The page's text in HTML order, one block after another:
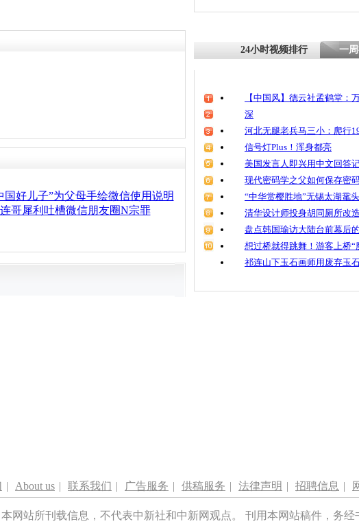
国好儿子”为父母手绘微信使用说明
哥犀利吐槽微信朋友圈N宗罪
24小时视频排行 一
【中国风】德云社孟鹤堂：
深
河北无腿老兵马三小：爬行
信号灯Plus！浑身都亮
美国发言人即兴用中文回答
现代密码学之父如何保存
“中华赏樱胜地”无锡太湖鼋
清华设计师投身胡同厕所改
盘点韩国瑜访大陆台前幕后
想过桥就得跳舞！游客上桥“
祁连山下玉石画师用废弃玉
| About us | 联系我们 | 广告服务 | 供稿服务 | 法律声明 | 招聘信息 |
本网站所刊载信息，不代表中新社和中新网观点。 刊用本网站稿件，务经